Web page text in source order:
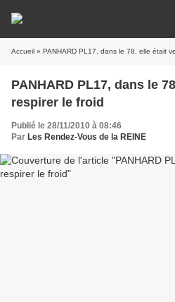
Accueil » PANHARD PL17, dans le 78, elle était
PANHARD PL17, dans le
respirer le froid
Publié le 28/11/2010 à 08:46
Par Les Rendez-Vous de la REINE